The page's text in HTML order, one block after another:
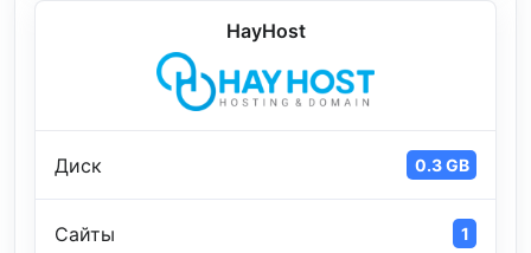
HayHost
Диск 0.3 GB
Сайты 1